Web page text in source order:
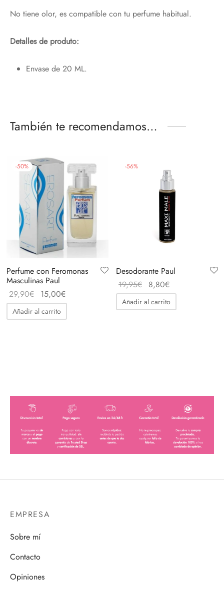
¡Hola!
Nos alegra que te esté gustando nuestra
Acepto política de privacidad
No tiene olor, es compatible con tu perfume habitual.
Detalles de produto:
Envase de 20 ML.
También te recomendamos…
-50%
Perfume con Feromonas
Masculinas Paul
29,90€
El
precio
original
15,00€
precio
actual
Añadir al carrito
-56%
Desodorante Paul
19,95€
El
precio
original
8,80€
precio
actual
Añadir al carrito
EMPRESA
Sobre mí
Contacto
Opiniones